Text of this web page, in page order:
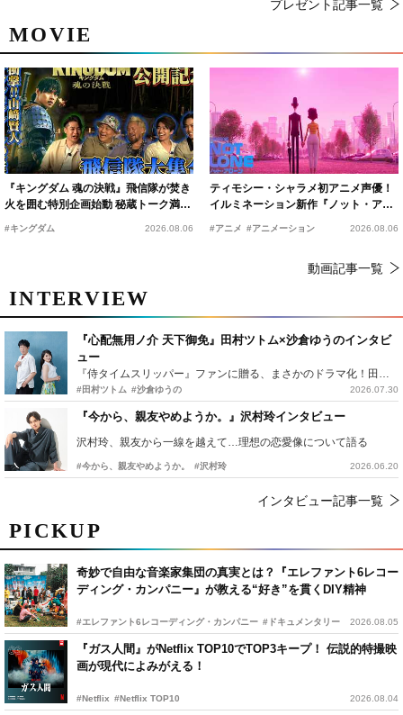
PICKUP
奇妙で自由な音楽家集団の真実とは？『エレファント6レコー
ディング・カンパニー』が教える“好き”を貫くDIY精神
#エレファント6レコーディング・カンパニー #ドキュメンタリー 2026.08.05
『ガス人間』がNetflix TOP10でTOP3キープ！ 伝説的特撮映
画が現代によみがえる！
#Netflix #Netflix TOP10 2026.08.04
MOVIE
『キングダム 魂の決戦』飛信隊が焚き
火を囲む特別企画始動 秘蔵トーク満載
の“キングダムキャンプ”開催
#キングダム 2026.08.06
ティモシー・シャラメ初アニメ声優！
イルミネーション新作『ノット・アロ
#アニメ #アニメーション 2026.08.06
動画記事一覧
INTERVIEW
『心配無用ノ介 天下御免』田村ツトム×沙倉ゆうのインタビ
ュー
『侍タイムスリッパー』ファンに贈る、まさかのドラマ化！田村ツトム×沙倉ゆうのが語る『心配無用ノ介』撮影秘話
#田村ツトム #沙倉ゆうの 2026.07.30
『今から、親友やめようか。』沢村玲インタビュー
沢村玲、親友から一線を越えて…理想の恋愛像について語る
#今から、親友やめようか。 #沢村玲 2026.06.20
インタビュー記事一覧
プレゼント記事一覧